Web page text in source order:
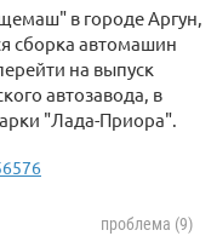
в городе Аргун,
сборка автомашин
на выпуск
автозавода, в
"Лада-Приора".
проблема (9)